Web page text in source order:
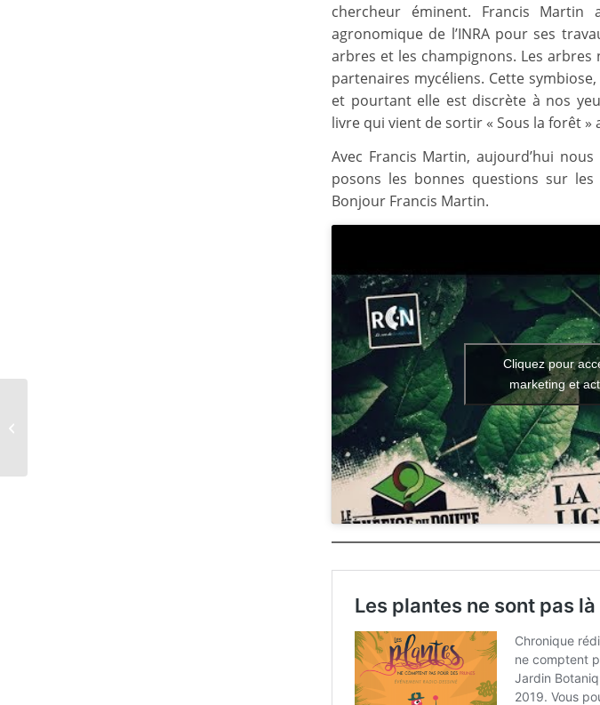
chercheur éminent. Francis
agronomique de l’INRA pour ses
arbres et les champignons. Les arbres
partenaires mycéliens. Cette
et pourtant elle est discrète à nos
livre qui vient de sortir « Sous la forêt »
Avec Francis Martin, aujourd’hui
posons les bonnes questions sur
Bonjour Francis Martin.
Cliquez pour
marketing et